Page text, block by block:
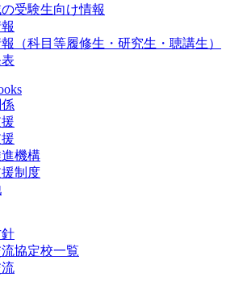
受験生向け情報
（科目等履修生・研究生・聴講生）
機構
制度
協定校一覧